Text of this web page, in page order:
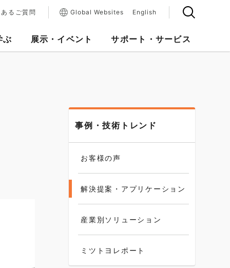
ぶ 展示・イベント サポート・サービス
るご質問 Global Websites English
事例・技術トレンド
お客様の声
解決提案・アプリケーション
産業別ソリューション
ミツトヨレポート